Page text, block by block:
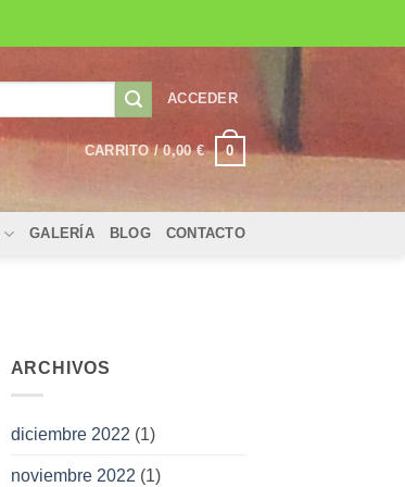
ACCEDER
CARRITO /0,00€ 0
GALERÍA BLOG CONTACTO
ARCHIVOS
diciembre 2022 (1)
noviembre 2022 (1)